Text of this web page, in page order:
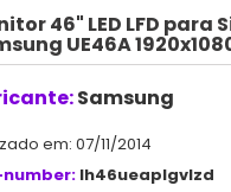
46" LED LFD
UE46A
Samsung
em: 07/11/2014
lh46ueaplgvlzd